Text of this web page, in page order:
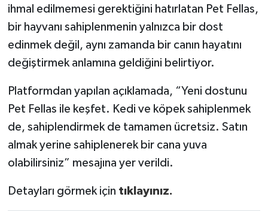
ihmal edilmemesi gerektiğini hatırlatan Pet Fellas,
bir hayvanı sahiplenmenin yalnızca bir dost
edinmek değil, aynı zamanda bir canın hayatını
değiştirmek anlamına geldiğini belirtiyor.
Platformdan yapılan açıklamada, “Yeni dostunu
Pet Fellas ile keşfet. Kedi ve köpek sahiplenmek
de, sahiplendirmek de tamamen ücretsiz. Satın
almak yerine sahiplenerek bir cana yuva
olabilirsiniz” mesajına yer verildi.
Detayları görmek için tıklayınız.